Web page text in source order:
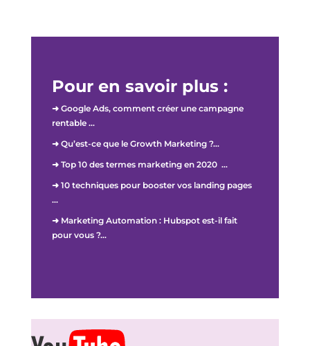
Pour en savoir plus :
➜ Google Ads, comment créer une campagne
rentable …
➜ Qu’est-ce que le Growth Marketing ?…
➜ Top 10 des termes marketing en 2020 …
➜ 10 techniques pour booster vos landing pages
…
➜ Marketing Automation : Hubspot est-il fait
pour vous ?…